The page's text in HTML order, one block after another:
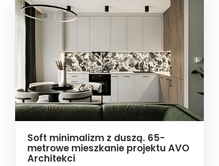
Soft minimalizm z duszą. 65-
metrowe mieszkanie projektu AVO
Architekci